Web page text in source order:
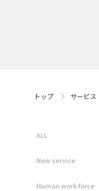
トップ サービス
ALL
New service
Human work force